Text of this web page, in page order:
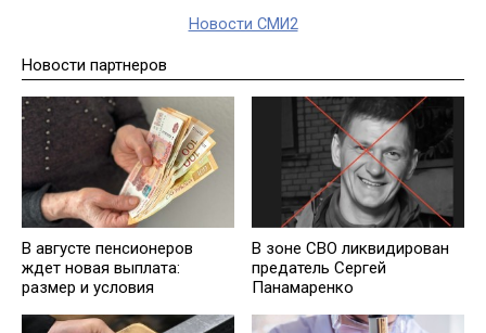
Новости СМИ2
Новости партнеров
В августе пенсионеров
ждет новая выплата:
размер и условия
В зоне СВО ликвидирован
предатель Сергей
Панамаренко